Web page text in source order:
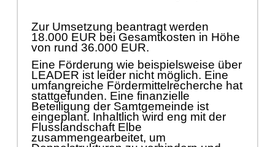
Zur Umsetzung beantragt werden
18.000 EUR bei Gesamtkosten in Höhe
von rund 36.000 EUR.
Eine Förderung wie beispielsweise über
LEADER ist leider nicht möglich. Eine
umfangreiche Fördermittelrecherche hat
stattgefunden. Eine finanzielle
Beteiligung der Samtgemeinde ist
eingeplant. Inhaltlich wird eng mit der
Flusslandschaft Elbe
zusammengearbeitet, um